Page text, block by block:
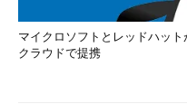
マイクロソフトとレッドハット
クラウドで提携